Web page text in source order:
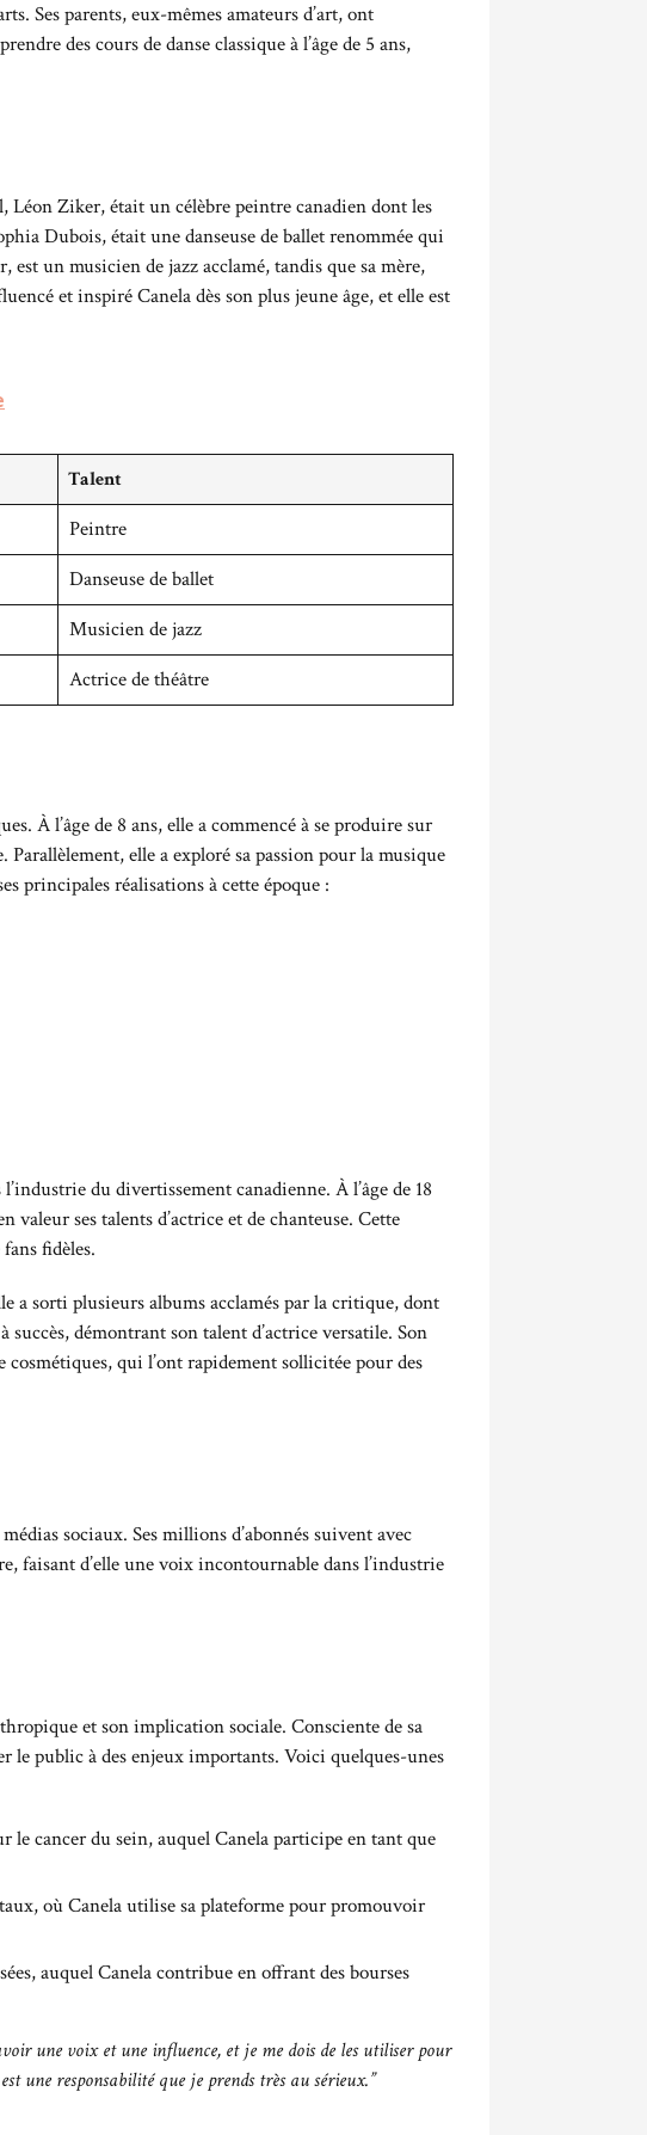
Ses parents, eux-mêmes amateurs d’art, ont
des cours de danse classique à l’âge de 5 ans,
Léon Ziker, était un célèbre peintre canadien dont les
Dubois, était une danseuse de ballet renommée qui
est un musicien de jazz acclamé, tandis que sa mère,
et inspiré Canela dès son plus jeune âge, et elle est
Talent
Peintre
Danseuse de ballet
Musicien de jazz
Actrice de théâtre
À l’âge de 8 ans, elle a commencé à se produire sur
Parallèlement, elle a exploré sa passion pour la musique
principales réalisations à cette époque :
du divertissement canadienne. À l’âge de 18
valeur ses talents d’actrice et de chanteuse. Cette
fidèles.
a sorti plusieurs albums acclamés par la critique, dont
succès, démontrant son talent d’actrice versatile. Son
qui l’ont rapidement sollicitée pour des
sociaux. Ses millions d’abonnés suivent avec
faisant d’elle une voix incontournable dans l’industrie
et son implication sociale. Consciente de sa
le public à des enjeux importants. Voici quelques-unes
le cancer du sein, auquel Canela participe en tant que
où Canela utilise sa plateforme pour promouvoir
auquel Canela contribue en offrant des bourses
une voix et une influence, et je me dois de les utiliser pour
une responsabilité que je prends très au sérieux.”